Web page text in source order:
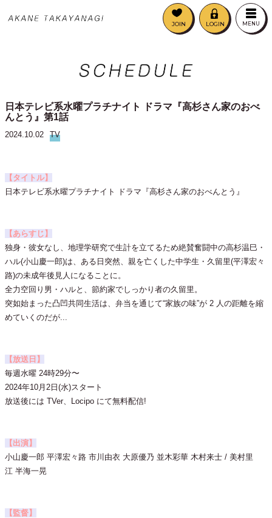
JOIN LOGIN MENU
日本テレビ系水曜プラチナイト ドラマ『高杉さん家のおべ
んとう』第1話
2024.10.02 TV
【タイトル】
日本テレビ系水曜プラチナイト ドラマ『高杉さん家のおべんとう』
【あらすじ】
独身・彼女なし、地理学研究で生計を立てるため絶賛奮闘中の高杉温⺒・
ハル(小山慶一郎)は、ある日突然、親を亡くした中学生・久留里(平澤宏々
路)の未成年後見人になることに。
全力空回り男・ハルと、節約家でしっかり者の久留里。
突如始まった凸凹共同生活は、弁当を通じて“家族の味”が 2 人の距離を縮
めていくのだが...
【放送日】
毎週水曜 24時29分〜
2024年10月2日(水)スタート
放送後には TVer、Locipo にて無料配信!
【出演】
小山慶一郎 平澤宏々路 市川由衣 大原優乃 並木彩華 木村来士 / 美村里
江 半海一晃
【監督】